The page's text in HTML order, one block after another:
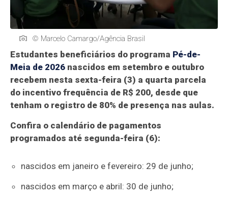
© Marcelo Camargo/Agência Brasil
Estudantes beneficiários do programa Pé-de-
Meia de 2026 nascidos em setembro e outubro
recebem nesta sexta-feira (3) a quarta parcela
do incentivo frequência de R$ 200, desde que
tenham o registro de 80% de presença nas aulas.
Confira o calendário de pagamentos
programados até segunda-feira (6):
nascidos em janeiro e fevereiro: 29 de junho;
nascidos em março e abril: 30 de junho;